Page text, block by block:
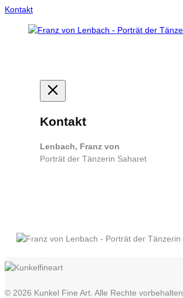
Kontakt
Kontakt
Lenbach, Franz von
Porträt der Tänzerin Saharet
© 2026 Kunkel Fine Art. Alle Rechte vorbehalten.